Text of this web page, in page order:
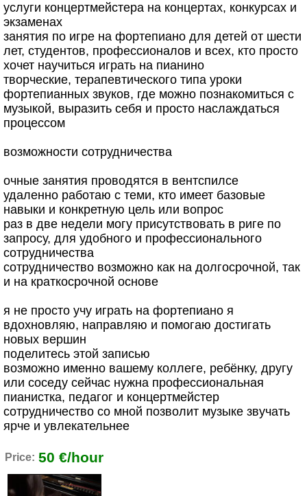
услуги концертмейстера на концертах, конкурсах и
экзаменах
занятия по игре на фортепиано для детей от шести
лет, студентов, профессионалов и всех, кто просто
хочет научиться играть на пианино
творческие, терапевтического типа уроки
фортепианных звуков, где можно познакомиться с
музыкой, выразить себя и просто наслаждаться
процессом
возможности сотрудничества
очные занятия проводятся в вентспилсе
удаленно работаю с теми, кто имеет базовые
навыки и конкретную цель или вопрос
раз в две недели могу присутствовать в риге по
запросу, для удобного и профессионального
сотрудничества
сотрудничество возможно как на долгосрочной, так
и на краткосрочной основе
я не просто учу играть на фортепиано я
вдохновляю, направляю и помогаю достигать
новых вершин
поделитесь этой записью
возможно именно вашему коллеге, ребёнку, другу
или соседу сейчас нужна профессиональная
пианистка, педагог и концертмейстер
сотрудничество со мной позволит музыке звучать
ярче и увлекательнее
Price: 50 €/hour